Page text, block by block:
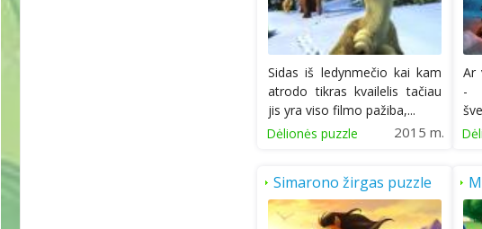
Sidas iš ledynmečio kai kam
atrodo tikras kvailelis tačiau
jis yra viso filmo pažiba,...
Dėlionės puzzle
2015 m.
Ar
-
Simarono žirgas puzzle